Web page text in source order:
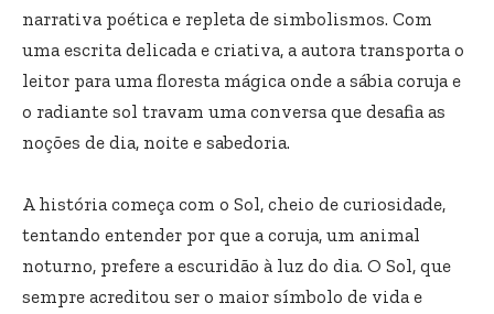
narrativa poética e repleta de simbolismos. Com
uma escrita delicada e criativa, a autora transporta o
leitor para uma floresta mágica onde a sábia coruja e
o radiante sol travam uma conversa que desafia as
noções de dia, noite e sabedoria.
A história começa com o Sol, cheio de curiosidade,
tentando entender por que a coruja, um animal
noturno, prefere a escuridão à luz do dia. O Sol, que
sempre acreditou ser o maior símbolo de vida e